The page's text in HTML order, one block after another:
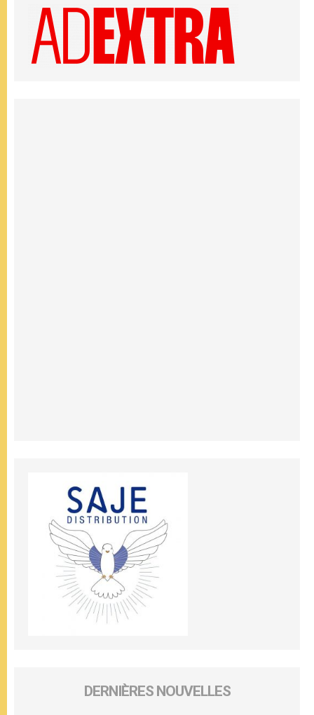
DERNIÈRES NOUVELLES